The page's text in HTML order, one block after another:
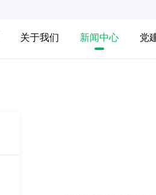
关于我们 新闻中心 党